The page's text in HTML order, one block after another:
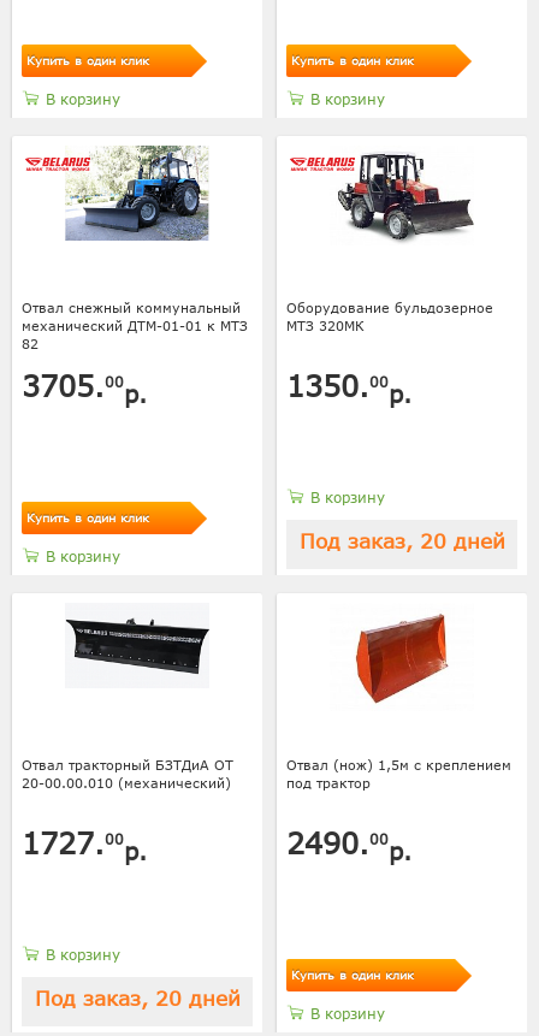
Купить в один клик
В корзину
Купить в один клик
В корзину
Отвал снежный коммунальный
механический ДТМ-01-01 к МТЗ
82
3705.00р.
Купить в один клик
В корзину
Оборудование бульдозерное
МТЗ 320МК
1350.00р.
В корзину
Под заказ, 20 дней
Отвал тракторный БЗТДиА ОТ
20-00.00.010 (механический)
1727.00р.
В корзину
Под заказ, 20 дней
Отвал (нож) 1,5м с креплением
под трактор
2490.00р.
Купить в один клик
В корзину